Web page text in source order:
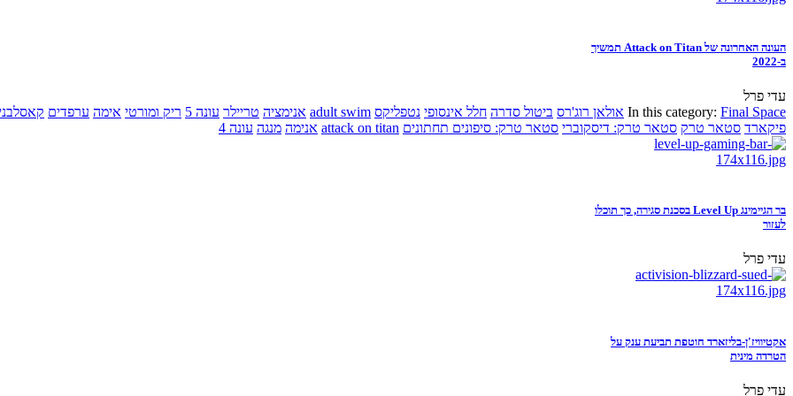
העונה האחרונה של Attack on Titan תמשיך
ב-2022
עדי פרל
In this category: Final Space אולאן רוג'רס ביטול סדרה חלל אינסופי נטפליקס adult swim אנימציה טריילר עונה 5 ריק ומורטי אימה ערפדים
פיקארד סטאר טרק סטאר טרק: דיסקוברי סטאר טרק: סיפונים תחתונים attack on titan אנימה מנגה עונה 4
בר הגיימינג Level Up בסכנת סגירה, כך תוכלו
לעזור
עדי פרל
אקטיוויז'ן-בליזארד חוטפת תביעת ענק על
הטרדה מינית
עדי פרל